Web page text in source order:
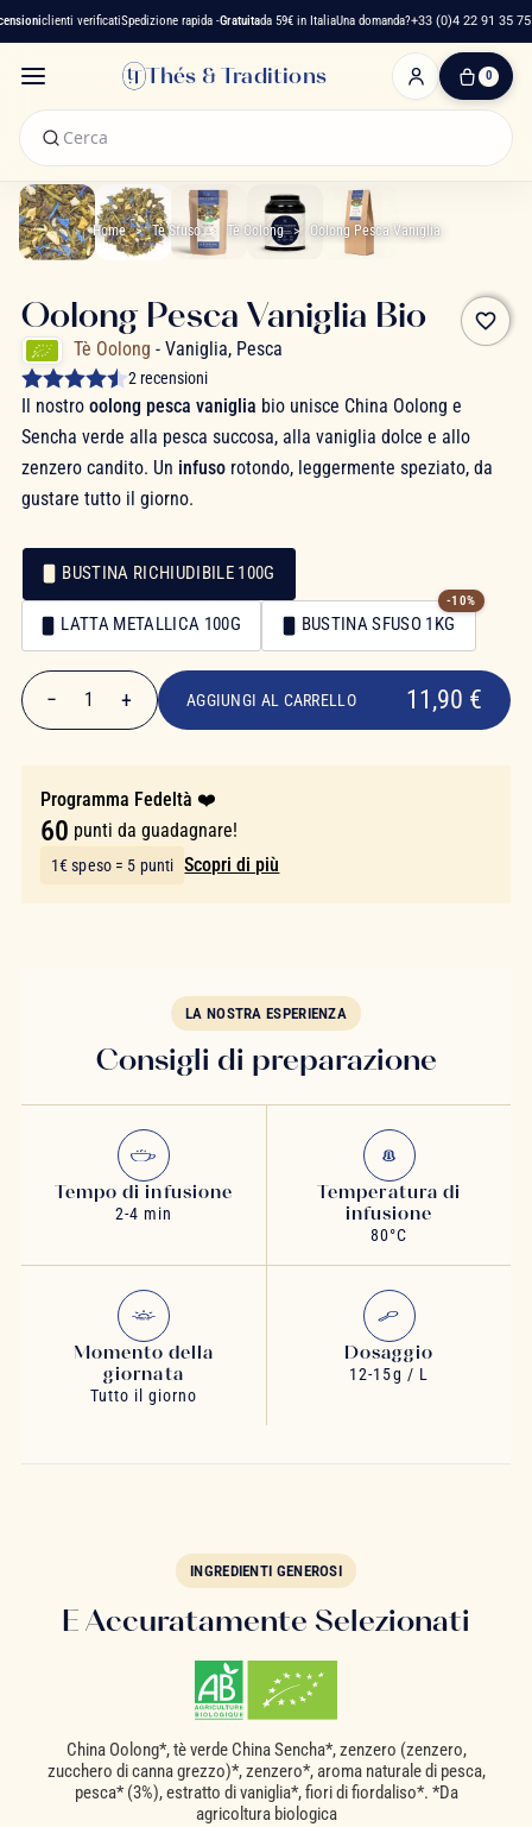
clienti verificatiSpedizione rapida -Gratuitada 59€ in ItaliaUna domanda?+33 (0)4 22 91 35 75
Thés & Traditions 0
0
Mio
Home Tè Sfuso Tè Oolong Oolong Pesca Vaniglia
favorite_border
Oolong Pesca Vaniglia Bio
Tè Oolong - Vaniglia, Pesca
2 recensioni
Il nostro oolong pesca vaniglia bio unisce China Oolong e
Sencha verde alla pesca succosa, alla vaniglia dolce e allo
zenzero candito. Un infusorotondo, leggermente speziato, da
gustare tutto il giorno.
Confezionamento
Confezionamento
BUSTINA RICHIUDIBILE 100G
LATTA METALLICA 100G BUSTINA SFUSO 1KG
-10%
11,90 €
− 1 + AGGIUNGI AL CARRELLO 11,90 €
Programma Fedeltà ❤️
60 punti da guadagnare!
1€ speso = 5 punti Scopri di più
LA NOSTRA ESPERIENZA
Consigli di preparazione
Tempo di infusione
2-4 min
Temperatura di
infusione
80°C
Momento della
giornata
Tutto il giorno
Dosaggio
12-15g / L
INGREDIENTI GENEROSI
E Accuratamente Selezionati
China Oolong*, tè verde China Sencha*, zenzero (zenzero,
zucchero di canna grezzo)*, zenzero*, aroma naturale di pesca,
pesca* (3%), estratto di vaniglia*, fiori di fiordaliso*. *Da
agricoltura biologica